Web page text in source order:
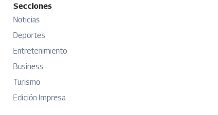
Secciones
Noticias
Deportes
Entretenimiento
Business
Turismo
Edición Impresa